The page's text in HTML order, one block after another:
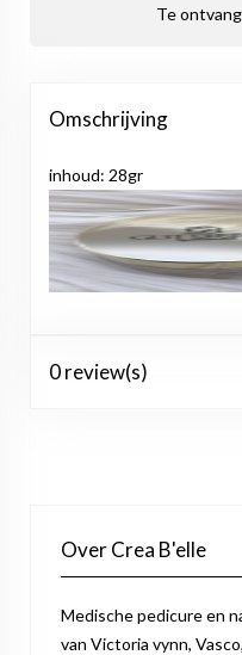
Te
Omschrijving
inhoud: 28gr
0 review(s)
Over Crea B'elle
Medische pedicure en
van Victoria vynn,